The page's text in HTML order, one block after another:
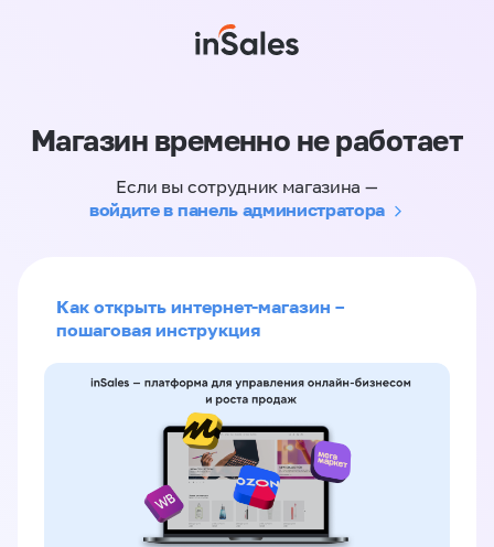
Магазин временно не работает
Если вы сотрудник магазина —
войдите в панель администратора
Как открыть интернет-магазин –
пошаговая инструкция